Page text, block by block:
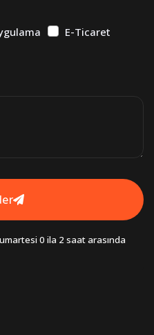
E-Ticaret
0 ila 2 saat arasında